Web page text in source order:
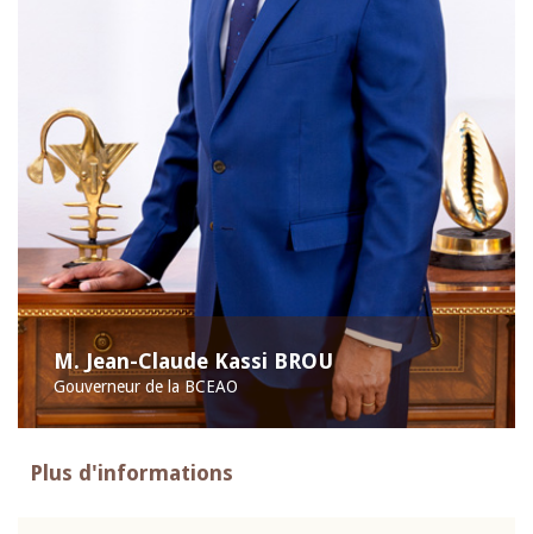
M. Jean-Claude Kassi BROU
Gouverneur de la BCEAO
Plus d'informations